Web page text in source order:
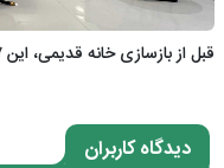
قبل از بازسازی خانه قدیمی، این ۷ تصمیم مهم را جدی بگیرید
دیدگاه کاربران